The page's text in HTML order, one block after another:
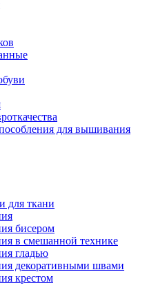
для вышивания
для ткани
бисером
в смешанной технике
гладью
декоративными швами
крестом